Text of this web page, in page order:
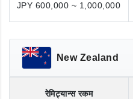
JPY 600,000 ~ 1,000,000
New Zealand
रेमिट्यान्स रकम